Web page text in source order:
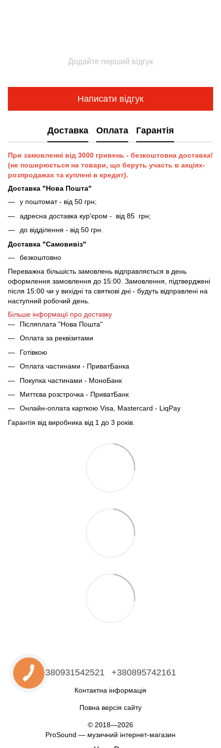
Додайте перший відгук
Написати відгук
Доставка Оплата Гарантія
При замовленні від 3000 гривень - безкоштовна доставка!
(не поширюється на товари, що беруть участь в акціях-
розпродажах та куплені в кредит).
Доставка "Нова Пошта"
у поштомат - від 50 грн;
адресна доставка кур'єром - від 85 грн;
до відділення - від 50 грн.
Доставка "Самовивіз"
безкоштовно
Переважна більшість замовлень відправляється в день
оформлення замовлення до 15:00. Замовлення, підтверджені
після 15:00 чи у вихідні та святкові дні - будуть відправлені на
наступний робочий день.
Більше інформації про доставку
Післяплата "Нова Пошта"
Оплата за реквізитами
Готівкою
Оплата частинами - ПриватБанка
Покупка частинами - МоноБанк
Миттєва розстрочка - ПриватБанк
Онлайн-оплата карткою Visa, Mastercard - LiqPay
Гарантія від виробника від 1 до 3 років.
+380931542521 +380895742161
Контактна інформація
Повна версія сайту
© 2018—2026
ProSound — музичний інтернет-магазин